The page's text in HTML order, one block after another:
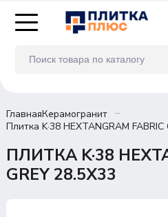
ГлавнаяКерамогранит
Плитка K·38 HEXTANGRAM FABRIC
ПЛИТКА K·38
GREY 28.5Х33